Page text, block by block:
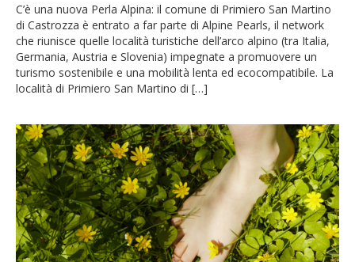
C’è una nuova Perla Alpina: il comune di Primiero San Martino
di Castrozza è entrato a far parte di Alpine Pearls, il network
che riunisce quelle località turistiche dell’arco alpino (tra Italia,
Germania, Austria e Slovenia) impegnate a promuovere un
turismo sostenibile e una mobilità lenta ed ecocompatibile. La
località di Primiero San Martino di […]